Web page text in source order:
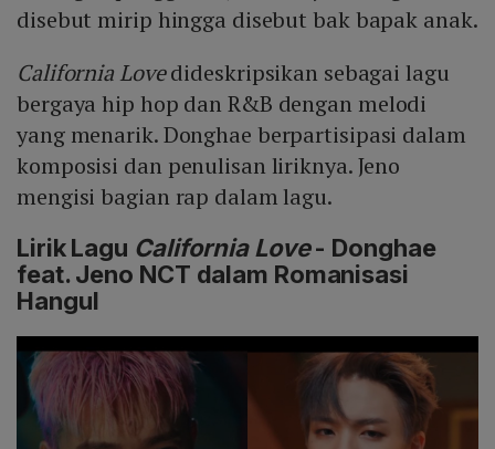
disebut mirip hingga disebut bak bapak anak.
California Lovedideskripsikan sebagai lagu
bergaya hip hop dan R&B dengan melodi
yang menarik. Donghae berpartisipasi dalam
komposisi dan penulisan liriknya. Jeno
mengisi bagian rap dalam lagu.
Lirik Lagu California Love- Donghae
feat. Jeno NCT dalam Romanisasi
Hangul